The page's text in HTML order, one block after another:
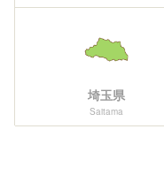
埼玉県
Saitama